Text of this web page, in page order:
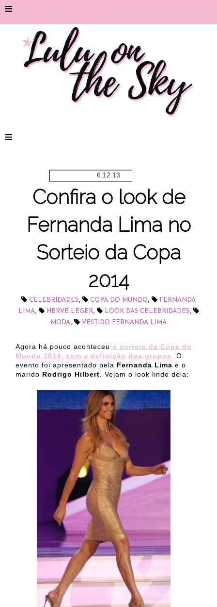
≡
≡
6.12.13
Confira o look de
Fernanda Lima no
Sorteio da Copa
2014
CELEBRIDADES, COPA DO MUNDO,
FERNANDA
LIMA, HERVÉ LEGER, LOOK DAS CELEBRIDADES,
MODA, VESTIDO FERNANDA LIMA
Agora há pouco aconteceu o sorteio da Copa do
Mundo 2014, com a definição dos grupos. O
evento foi apresentado pela Fernanda Lima e o
marido Rodrigo Hilbert. Vejam o look lindo dela: